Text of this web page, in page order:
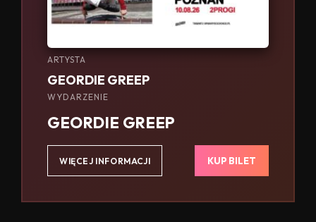
ARTYSTA
GEORDIE GREEP
WYDARZENIE
GEORDIE GREEP
WIĘCEJ INFORMACJI KUP BILET